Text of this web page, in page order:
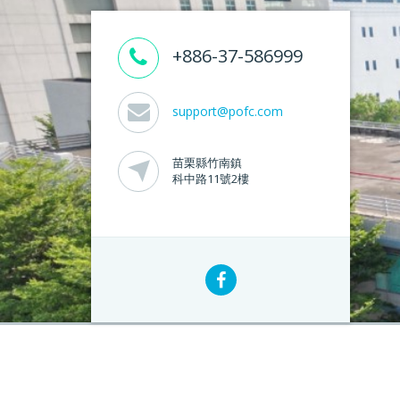
+886-37-586999
support@pofc.com
苗栗縣竹南鎮
科中路11號2樓